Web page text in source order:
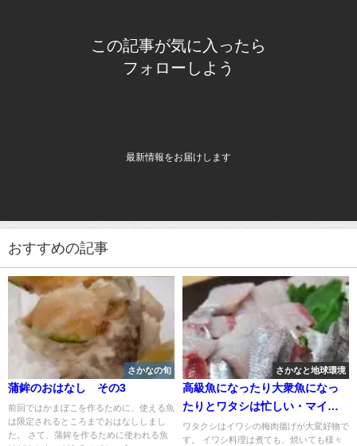
この記事が気に入ったら
フォローしよう
最新情報をお届けします
おすすめの記事
さかなの旬
蒲鉾のおはなし その3
前回ではかまぼこを作るために、使える魚
は限定されるところまでおはなししまし
た。 さて、蒲鉾を作るために使われる魚
さかなと地球環境
高級魚になったり大衆魚になっ
たりとワタシは忙しい・マイワ
シ物語
ワタクシはイワシの梅肉揚げが大変好物で
す。 イワシ料理は煮ても、焼いても様々